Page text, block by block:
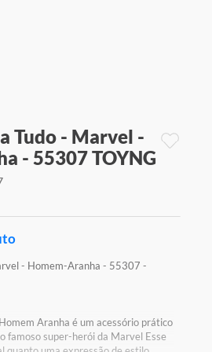
Tudo - Marvel -
- 55307 TOYNG
- Homem-Aranha - 55307 -
Aranha é um acessório prático
famoso super-herói da Marvel Esse